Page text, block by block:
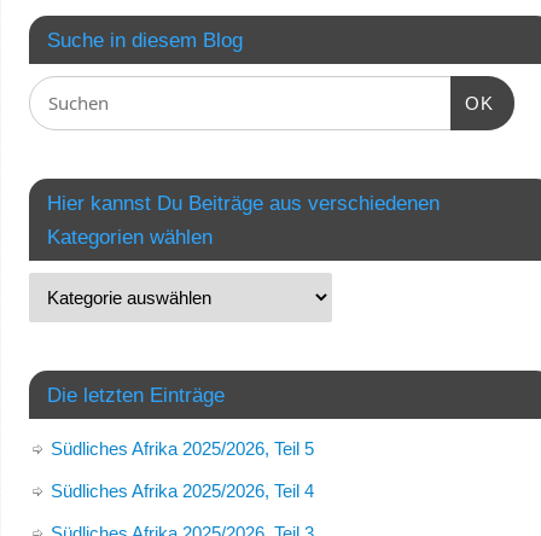
Suche in diesem Blog
OK
Hier kannst Du Beiträge aus verschiedenen
Kategorien wählen
Die letzten Einträge
Südliches Afrika 2025/2026, Teil 5
Südliches Afrika 2025/2026, Teil 4